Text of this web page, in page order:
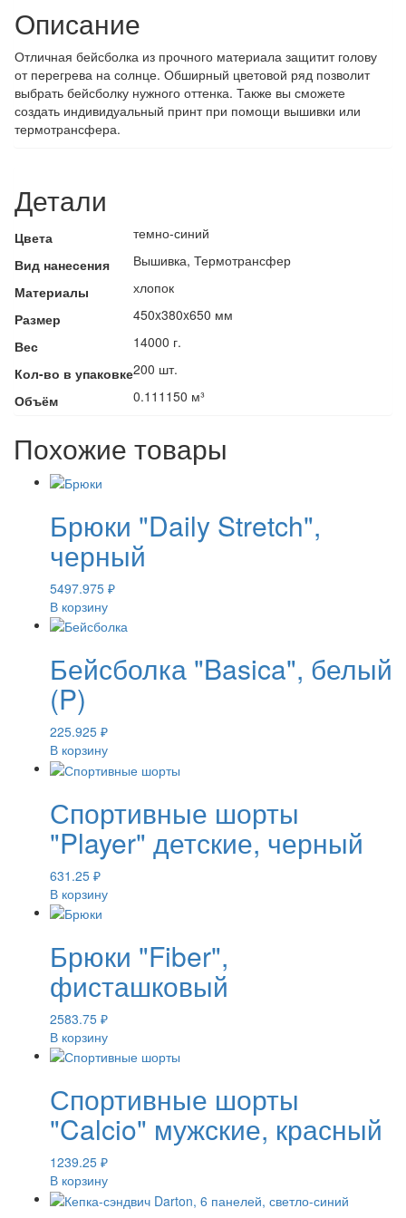
Описание
Отличная бейсболка из прочного материала защитит голову
от перегрева на солнце. Обширный цветовой ряд позволит
выбрать бейсболку нужного оттенка. Также вы сможете
создать индивидуальный принт при помощи вышивки или
термотрансфера.
Детали
Цвета
темно-синий
Вид нанесения
Вышивка, Термотрансфер
Материалы
хлопок
Размер
450x380x650 мм
Вес
14000 г.
Кол-во в упаковке200 шт.
Объём
0.111150 м³
Похожие товары
Брюки "Daily Stretch",
черный
5497.975 ₽
В корзину
Бейсболка "Basica", белый
(P)
225.925 ₽
В корзину
Спортивные шорты
"Player" детские, черный
631.25 ₽
В корзину
Брюки "Fiber",
фисташковый
2583.75 ₽
В корзину
Спортивные шорты
"Calcio" мужские, красный
1239.25 ₽
В корзину